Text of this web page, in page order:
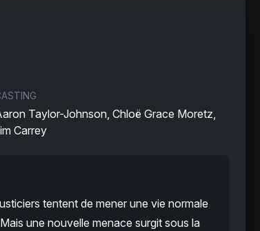
Taylor-Johnson, Chloë Grace Moretz,
Carrey
tentent de mener une vie normale
une nouvelle menace surgit sous la